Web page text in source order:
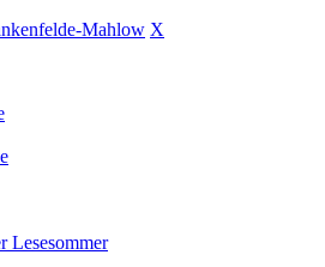
X
Lesesommer